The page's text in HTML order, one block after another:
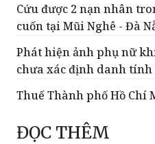
Cứu được 2 nạn nhân
cuốn tại Mũi Nghê - Đà
Phát hiện ảnh phụ nữ
chưa xác định danh tính
Thuế Thành phố Hồ Chí
ĐỌC THÊM